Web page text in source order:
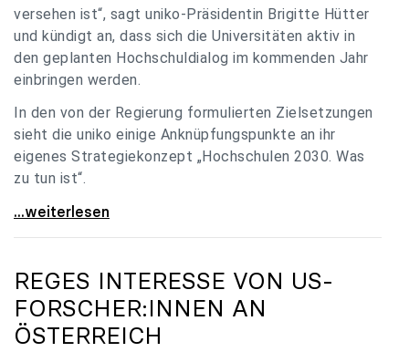
versehen ist“, sagt uniko-Präsidentin Brigitte Hütter
und kündigt an, dass sich die Universitäten aktiv in
den geplanten Hochschuldialog im kommenden Jahr
einbringen werden.
In den von der Regierung formulierten Zielsetzungen
sieht die uniko einige Anknüpfungspunkte an ihr
eigenes Strategiekonzept „Hochschulen 2030. Was
zu tun ist“.
Universitäten: Hochschulstrategie 2040 muss eine
...weiterlesen
REGES INTERESSE VON US-
FORSCHER:INNEN AN
ÖSTERREICH